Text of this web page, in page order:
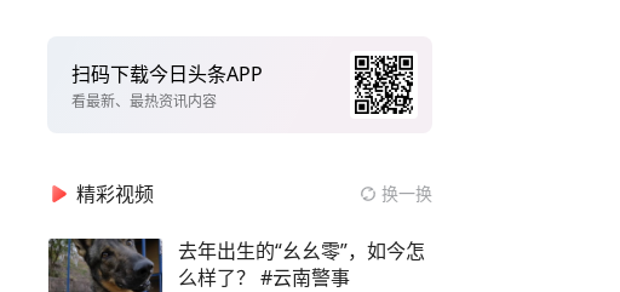
扫码下载今日头条APP
看最新、最热资讯内容
精彩视频 换一换
去年出生的“幺幺零”，如今怎
么样了？ #云南警事